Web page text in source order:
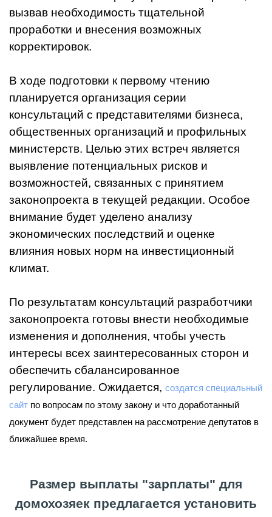
вызвав необходимость тщательной
проработки и внесения возможных
корректировок.
В ходе подготовки к первому чтению
планируется организация серии
консультаций с представителями бизнеса,
общественных организаций и профильных
министерств. Целью этих встреч является
выявление потенциальных рисков и
возможностей, связанных с принятием
законопроекта в текущей редакции. Особое
внимание будет уделено анализу
экономических последствий и оценке
влияния новых норм на инвестиционный
климат.
По результатам консультаций разработчики
законопроекта готовы внести необходимые
изменения и дополнения, чтобы учесть
интересы всех заинтересованных сторон и
обеспечить сбалансированное
регулирование. Ожидается, создатся специальный
сайт по вопросам по этому закону и что доработанный
документ будет представлен на рассмотрение депутатов в
ближайшее время.
Размер выплаты "зарплаты" для
домохозяек предлагается установить